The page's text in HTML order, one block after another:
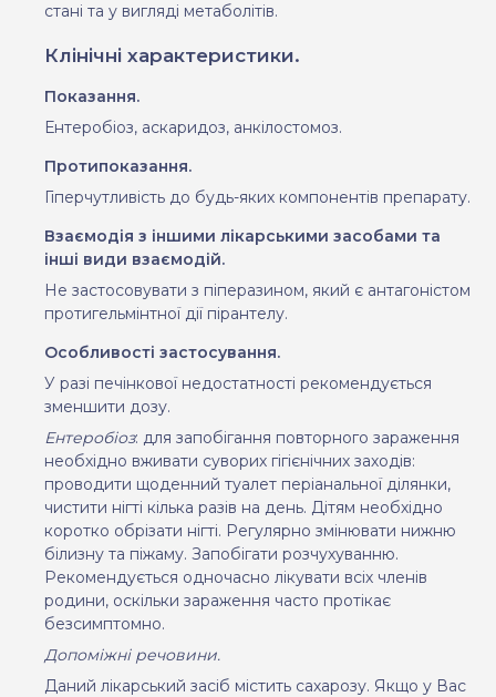
стані та у вигляді метаболітів.
Клінічні характеристики.
Показання.
Ентеробіоз, аскаридоз, анкілостомоз.
Протипоказання.
Гіперчутливість до будь-яких компонентів препарату.
Взаємодія з іншими лікарськими засобами та
інші види взаємодій.
Не застосовувати з піперазином, який є антагоністом
протигельмінтної дії пірантелу.
Особливості застосування.
У разі печінкової недостатності рекомендується
зменшити дозу.
Ентеробіоз: для запобігання повторного зараження
необхідно вживати суворих гігієнічних заходів:
проводити щоденний туалет періанальної ділянки,
чистити нігті кілька разів на день. Дітям необхідно
коротко обрізати нігті. Регулярно змінювати нижню
білизну та піжаму. Запобігати розчухуванню.
Рекомендується одночасно лікувати всіх членів
родини, оскільки зараження часто протікає
безсимптомно.
Допоміжні речовини.
Даний лікарський засіб містить сахарозу. Якщо у Вас